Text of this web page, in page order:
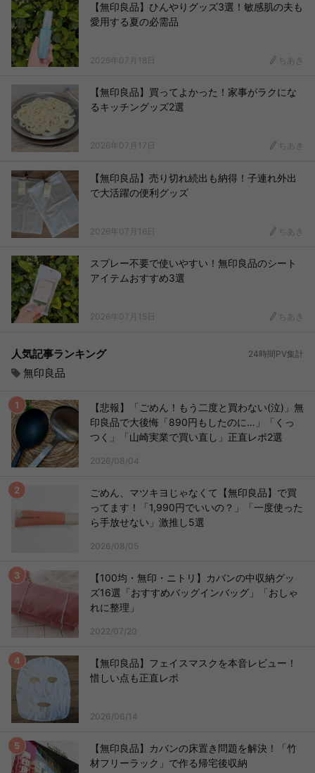
【無印良品】ひんやりグッズ3選！敏感肌の夫も
愛用する夏の必需品
2026年07月18日 ちあき
【無印良品】買ってよかった！家事がラクにな
るキッチングッズ2選
2026年07月17日 ちあき
【無印良品】売り切れ続出も納得！子連れ外出
で大活躍の便利グッズ
2026年07月16日 ちあき
スプレー不要で使いやすい！無印良品のシート
アイテムおすすめ3選
2026年07月15日 ちあき
人気記事ランキング 24時間PV集計
無印良品
【悲報】「ごめん！もう二度と買わない(泣)」無
印良品で大後悔「890円もしたのに…」「くっ
つく」「山崎実業で買い直し」正直レポ2選
2026/08/04
ごめん、マツキヨじゃなくて【無印良品】で買
ってます！「1,990円でいいの？」「一度使った
ら手放せない」激推し5選
2026/08/05
【100均・無印・ニトリ】カバンの中収納グッ
ズ16選「おすすめバッグインバッグ」「おしゃ
れに整理」
2022/07/20
【無印良品】フェイスマスクを本音レビュー！
惜しい点も正直レポ
2026/06/14
【無印良品】カバンの床置き問題を解決！「竹
材フリーラック」で作る帰宅後収納